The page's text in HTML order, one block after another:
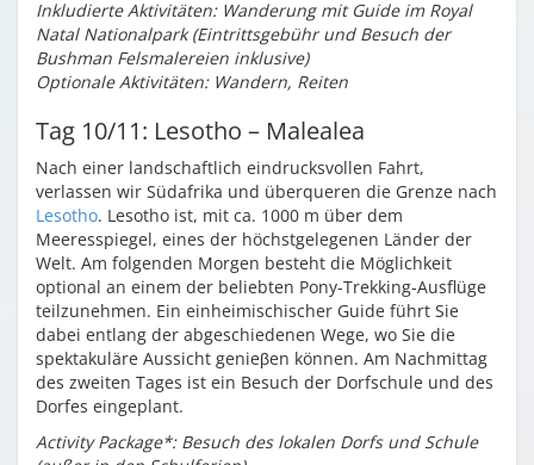
Inkludierte Aktivitäten: Wanderung mit Guide im Royal
Natal Nationalpark (Eintrittsgebühr und Besuch der
Bushman Felsmalereien inklusive)
Optionale Aktivitäten: Wandern, Reiten
Tag 10/11: Lesotho – Malealea
Nach einer landschaftlich eindrucksvollen Fahrt,
verlassen wir Südafrika und überqueren die Grenze nach
Lesotho. Lesotho ist, mit ca. 1000 m über dem
Meeresspiegel, eines der höchstgelegenen Länder der
Welt. Am folgenden Morgen besteht die Möglichkeit
optional an einem der beliebten Pony-Trekking-Ausflüge
teilzunehmen. Ein einheimischischer Guide führt Sie
dabei entlang der abgeschiedenen Wege, wo Sie die
spektakuläre Aussicht genieβen können. Am Nachmittag
des zweiten Tages ist ein Besuch der Dorfschule und des
Dorfes eingeplant.
Activity Package*: Besuch des lokalen Dorfs und Schule